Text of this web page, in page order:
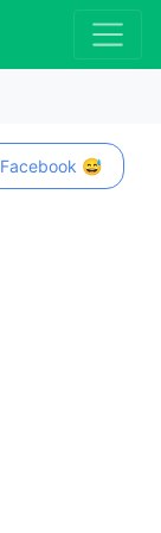
Facebook 😅